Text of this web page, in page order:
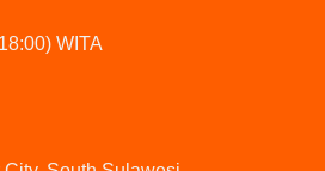
WITA